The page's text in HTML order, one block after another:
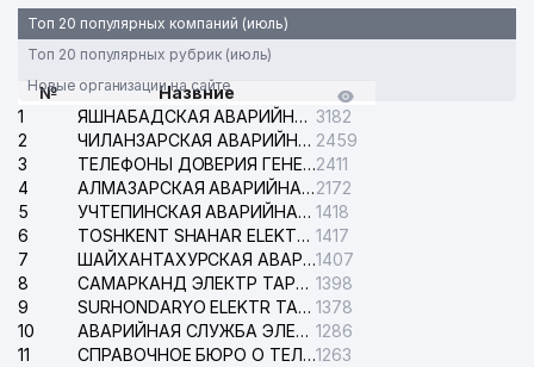
Топ 20 популярных компаний (июль)
Топ 20 популярных рубрик (июль)
Новые организации на сайте
№
Назвние
1
ЯШНАБАДСКАЯ АВАРИЙНАЯ СЛУЖБА ЭЛЕКТРОСЕТИ 3182
2
ЧИЛАНЗАРСКАЯ АВАРИЙНАЯ СЛУЖБА ЭЛЕКТРОСЕТИ 2459
3
ТЕЛЕФОНЫ ДОВЕРИЯ ГЕНЕРАЛЬНОЙ ПРОКУРАТУРЫ РЕСПУБЛИКИ УЗБЕКИСТАН2411
4
АЛМАЗАРСКАЯ АВАРИЙНАЯ СЛУЖБА ЭЛЕКТРОСЕТИ2172
5
УЧТЕПИНСКАЯ АВАРИЙНАЯ СЛУЖБА ЭЛЕКТРОСЕТИ 1418
6
TOSHKENT SHAHAR ELEKTR TARMOQLARI KORXONASI АО 1417
7
ШАЙХАНТАХУРСКАЯ АВАРИЙНАЯ СЛУЖБА ЭЛЕКТРОСЕТИ1407
8
САМАРКАНД ЭЛЕКТР ТАРМОКЛАРИ АО 1398
9
SURHONDARYO ELEKTR TARMOKLARI АО 1378
10
АВАРИЙНАЯ СЛУЖБА ЭЛЕКТРОСЕТИ ТАШКЕНТСКОГО РАЙОНА 1286
11
СПРАВОЧНОЕ БЮРО О ТЕЛЕФОНАХ ОРГАНИЗАЦИЙ г. ТАШКЕНТА1263